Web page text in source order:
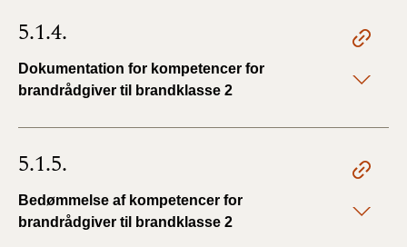
5.1.4.
Dokumentation for kompetencer for
brandrådgiver til brandklasse 2
5.1.5.
Bedømmelse af kompetencer for
brandrådgiver til brandklasse 2